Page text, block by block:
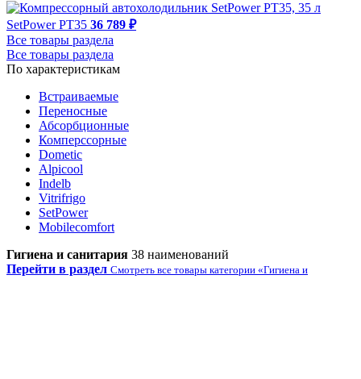
SetPower PT35 36 789 ₽
Все товары раздела
Все товары раздела
По характеристикам
Встраиваемые
Переносные
Абсорбционные
Комперссорные
Dometic
Alpicool
Indelb
Vitrifrigo
SetPower
Mobilecomfort
Гигиена и санитария 38 наименований
Перейти в раздел Смотреть все товары категории «Гигиена и